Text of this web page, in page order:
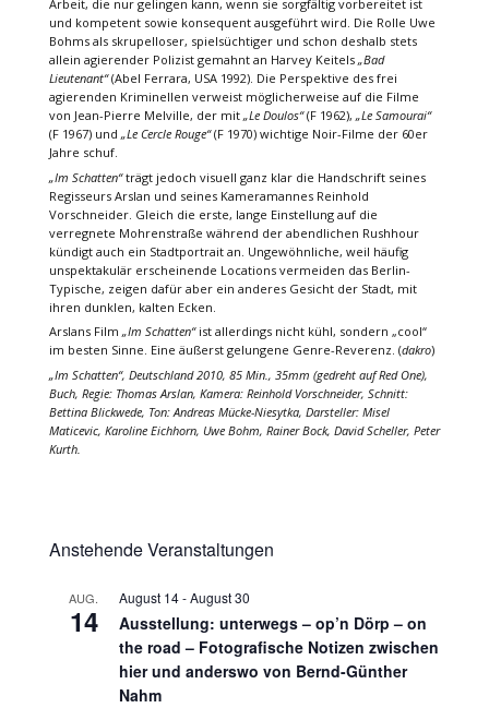
Arbeit, die nur gelingen kann, wenn sie sorgfältig vorbereitet ist
und kompetent sowie konsequent ausgeführt wird. Die Rolle Uwe
Bohms als skrupelloser, spielsüchtiger und schon deshalb stets
allein agierender Polizist gemahnt an Harvey Keitels „Bad
Lieutenant“(Abel Ferrara, USA 1992). Die Perspektive des frei
agierenden Kriminellen verweist möglicherweise auf die Filme
von Jean-Pierre Melville, der mit „Le Doulos“(F 1962), „Le Samourai“
(F 1967) und „Le Cercle Rouge“(F 1970) wichtige Noir-Filme der 60er
Jahre schuf.
„Im Schatten“trägt jedoch visuell ganz klar die Handschrift seines
Regisseurs Arslan und seines Kameramannes Reinhold
Vorschneider. Gleich die erste, lange Einstellung auf die
verregnete Mohrenstraße während der abendlichen Rushhour
kündigt auch ein Stadtportrait an. Ungewöhnliche, weil häufig
unspektakulär erscheinende Locations vermeiden das Berlin-
Typische, zeigen dafür aber ein anderes Gesicht der Stadt, mit
ihren dunklen, kalten Ecken.
Arslans Film „Im Schatten“ist allerdings nicht kühl, sondern „cool“
im besten Sinne. Eine äußerst gelungene Genre-Reverenz. (dakro)
„Im Schatten“, Deutschland 2010, 85 Min., 35mm (gedreht auf Red One),
Buch, Regie: Thomas Arslan, Kamera: Reinhold Vorschneider, Schnitt:
Bettina Blickwede, Ton: Andreas Mücke-Niesytka, Darsteller: Misel
Maticevic, Karoline Eichhorn, Uwe Bohm, Rainer Bock, David Scheller, Peter
Kurth.
Anstehende Veranstaltungen
AUG.
14
August 14-August 30
Ausstellung: unterwegs – op’n Dörp – on
the road – Fotografische Notizen zwischen
hier und anderswo von Bernd-Günther
Nahm